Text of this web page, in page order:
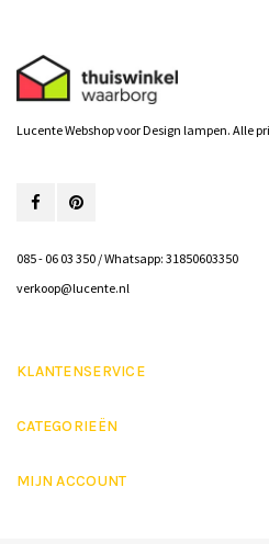
Lucente Webshop voor Design lampen. Alle
085 - 06 03 350 / Whatsapp: 31850603350
verkoop@lucente.nl
KLANTENSERVICE
CATEGORIEËN
MIJN ACCOUNT